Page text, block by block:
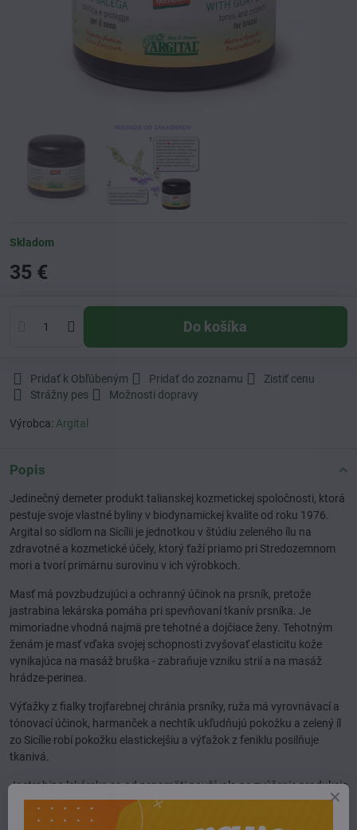
Skladom
35 €
Do košíka
Pridať k Obľúbeným Pridať do zoznamu
Zistiť cenu
Strážny pes
Možnosti dopravy
Výrobca: Argital
Popis
Jedinečný demeter produkt talianskej kozmetickej spoločnosti, ktorá
pestuje svoje vlastné byliny v biodynamickej kvalite od roku 1976.
Argital so sídlom na Sicílii je jednotkou v štúdiu zeleného ílu na
zdravotné a kozmetické účely, ktorý ťaží priamo pri Stredozemnom
mori a tvorí primárnu surovinu v ich výrobkoch.
Masť má povzbudzujúci a ochranný účinok na prsník, pretože
jastrabina lekárska pomáha pri spevňovaní tkanív prsníka. Je
mimoriadne vhodná najmä pre tehotné a dojčiace ženy. Tehotným
ženám je masť vďaka svojej schopnosti zvyšovať elasticitu kože
vynikajúca na masáž bruška - zabraňuje vzniku strií a na masáž
hrádze-perinea.
Výťažky z fialky trojfarebnej chránia prsníky, ruža má vyrovnávací a
tónovací účinok, harmanček a nechtík ukľudňujú pokožku a zelený íl
zo Sicílie robí pokožku elastickejšiu a výťažok z feniklu posilňuje
tkanivá.
Jastrabina lekárska sa od nepamäti používala na zvýšenie produkcie
mlieka. Odporúča sa preto najmä dojčiacim matkám pri zvyšovaní
tvorby materského mlieka.